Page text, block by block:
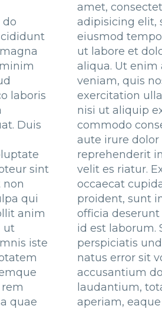
do
laboris
Duis
sint
non
qui
anim
ut
iste
quae
amet,
adipisicing elit,
eiusmod
ut labore et
aliqua. Ut enim
veniam, quis
exercitation
nisi ut aliquip
commodo
aute irure dolor
reprehenderit
velit es riatur.
occaecat
proident, sunt
officia
id est laborum.
perspiciatis
natus error sit
accusantium
laudantium,
aperiam,